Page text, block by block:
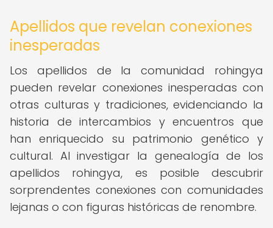
Apellidos que revelan conexiones
inesperadas
Los apellidos de la comunidad rohingya
pueden revelar conexiones inesperadas con
otras culturas y tradiciones, evidenciando la
historia de intercambios y encuentros que
han enriquecido su patrimonio genético y
cultural. Al investigar la genealogía de los
apellidos rohingya, es posible descubrir
sorprendentes conexiones con comunidades
lejanas o con figuras históricas de renombre.